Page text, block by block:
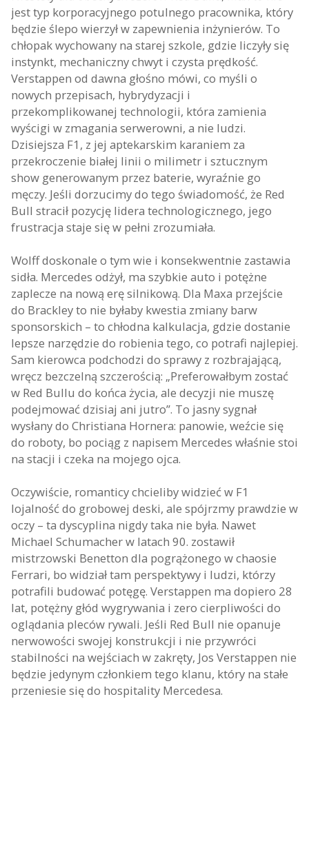
jest typ korporacyjnego potulnego pracownika, który
będzie ślepo wierzył w zapewnienia inżynierów. To
chłopak wychowany na starej szkole, gdzie liczyły się
instynkt, mechaniczny chwyt i czysta prędkość.
Verstappen od dawna głośno mówi, co myśli o
nowych przepisach, hybrydyzacji i
przekomplikowanej technologii, która zamienia
wyścigi w zmagania serwerowni, a nie ludzi.
Dzisiejsza F1, z jej aptekarskim karaniem za
przekroczenie białej linii o milimetr i sztucznym
show generowanym przez baterie, wyraźnie go
męczy. Jeśli dorzucimy do tego świadomość, że Red
Bull stracił pozycję lidera technologicznego, jego
frustracja staje się w pełni zrozumiała.
Wolff doskonale o tym wie i konsekwentnie zastawia
sidła. Mercedes odżył, ma szybkie auto i potężne
zaplecze na nową erę silnikową. Dla Maxa przejście
do Brackley to nie byłaby kwestia zmiany barw
sponsorskich – to chłodna kalkulacja, gdzie dostanie
lepsze narzędzie do robienia tego, co potrafi najlepiej.
Sam kierowca podchodzi do sprawy z rozbrajającą,
wręcz bezczelną szczerością: „Preferowałbym zostać
w Red Bullu do końca życia, ale decyzji nie muszę
podejmować dzisiaj ani jutro”. To jasny sygnał
wysłany do Christiana Hornera: panowie, weźcie się
do roboty, bo pociąg z napisem Mercedes właśnie stoi
na stacji i czeka na mojego ojca.
Oczywiście, romanticy chcieliby widzieć w F1
lojalność do grobowej deski, ale spójrzmy prawdzie w
oczy – ta dyscyplina nigdy taka nie była. Nawet
Michael Schumacher w latach 90. zostawił
mistrzowski Benetton dla pogrążonego w chaosie
Ferrari, bo widział tam perspektywy i ludzi, którzy
potrafili budować potęgę. Verstappen ma dopiero 28
lat, potężny głód wygrywania i zero cierpliwości do
oglądania pleców rywali. Jeśli Red Bull nie opanuje
nerwowości swojej konstrukcji i nie przywróci
stabilności na wejściach w zakręty, Jos Verstappen nie
będzie jedynym członkiem tego klanu, który na stałe
przeniesie się do hospitality Mercedesa.